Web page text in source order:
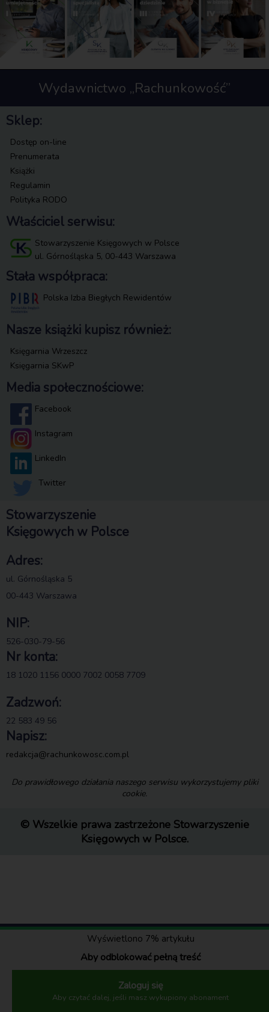
Wyświetlono 7% artykułu
Aby odblokować pełną treść
Zaloguj się
Aby czytać dalej, jeśli masz wykupiony abonament
Wydawnictwo „Rachunkowość”
Sklep:
Dostęp on-line
Prenumerata
Książki
Regulamin
Polityka RODO
Właściciel serwisu:
Stowarzyszenie Księgowych w Polsce
ul. Górnośląska 5, 00-443 Warszawa
Stała współpraca:
Polska Izba Biegłych Rewidentów
Nasze książki kupisz również:
Księgarnia Wrzeszcz
Księgarnia SKwP
Media społecznościowe:
Facebook
Instagram
LinkedIn
Twitter
Stowarzyszenie
Księgowych w Polsce
Adres:
ul. Górnośląska 5
00-443 Warszawa
NIP:
526-030-79-56
Nr konta:
18 1020 1156 0000 7002 0058 7709
Zadzwoń:
22 583 49 56
Napisz:
redakcja@rachunkowosc.com.pl
Do prawidłowego działania naszego serwisu wykorzystujemy pliki
cookie.
© Wszelkie prawa zastrzeżone Stowarzyszenie
Księgowych w Polsce.